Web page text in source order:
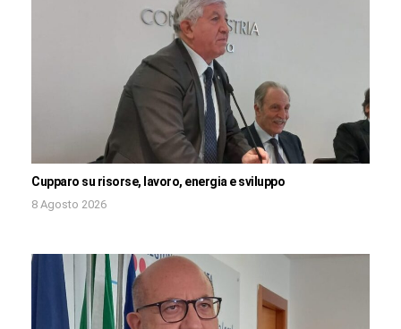
Cupparo su risorse, lavoro, energia e sviluppo
8 Agosto 2026